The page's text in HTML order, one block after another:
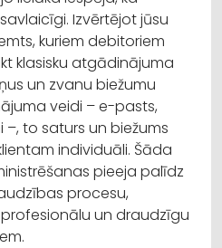
Izvērtējot jūsu
kuriem debitoriem
klasisku atgādinājuma
un zvanu biežumu
veidi – e-pasts,
–, to saturs un biežums
individuāli. Šāda
pieeja palīdz
procesu,
un draudzīgu